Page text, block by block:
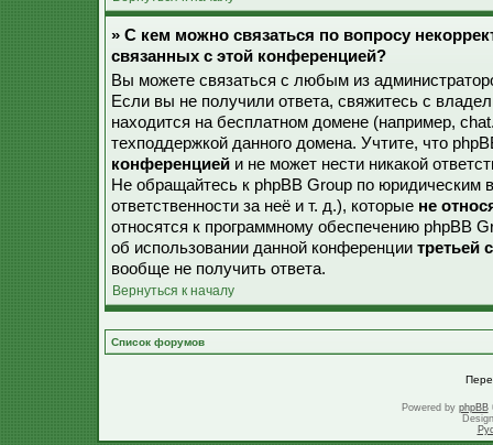
» С кем можно связаться по вопросу
связанных с этой конференцией?
Вы можете связаться с любым из
Если вы не получили ответа, свяжитесь с
находится на бесплатном домене (например,
техподдержкой данного домена. Учтите, что
конференцией и не может нести никакой
Не обращайтесь к phpBB Group по юридическим
ответственности за неё и т. д.), которые не
относятся к программному обеспечению phpBB
об использовании данной конференции третьей
вообще не получить ответа.
Вернуться к началу
Список форумов
Powered by phpBB